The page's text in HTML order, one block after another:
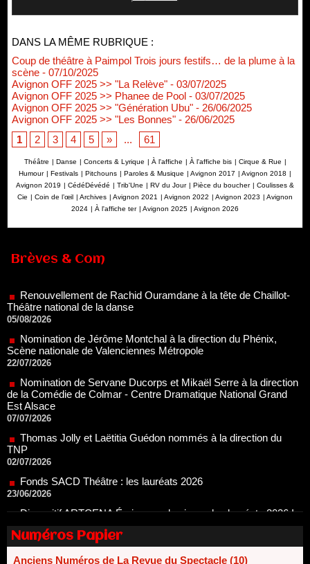
DANS LA MÊME RUBRIQUE :
Coup de théâtre à Paimpol Trois jours festifs… de la plume à la
scène - 07/10/2025
Avignon OFF 2025 >> "La Relève" - 03/07/2025
Avignon OFF 2025 >> Phanee de Pool - 03/07/2025
Avignon OFF 2025 >> "Génération Ubu" - 26/06/2025
Avignon OFF 2025 >> "Les Bonnes" - 26/06/2025
1
2 3 4 5 » ... 61
Théâtre | Danse | Concerts & Lyrique | À l'affiche | À l'affiche bis | Cirque & Rue |
Humour | Festivals | Pitchouns | Paroles & Musique | Avignon 2017 | Avignon 2018 |
Avignon 2019 | CédéDévédé | Trib'Une | RV du Jour | Pièce du boucher | Coulisses &
Cie | Coin de l’œil | Archives | Avignon 2021 | Avignon 2022 | Avignon 2023 | Avignon
2024 | À l'affiche ter | Avignon 2025 | Avignon 2026
Brèves & Com
Renouvellement de Rachid Ouramdane à la tête de Chaillot-
Théâtre national de la danse
Nomination de Jérôme Montchal à la direction du Phénix,
Scène nationale de Valenciennes Métropole
22/07/2026
Nomination de Servane Ducorps et Mikaël Serre à la direction
de la Comédie de Colmar - Centre Dramatique National Grand
Est Alsace
07/07/2026
Thomas Jolly et Laëtitia Guédon nommés à la direction du
TNP
02/07/2026
Fonds SACD Théâtre : les lauréats 2026
23/06/2026
20/06/2026
Le palmarès des prix SACD 2026
Les 10 lauréats du Fonds Grandes Formes Théâtre 2026
SACD
Numéros Papier
Anciens Numéros de La Revue du Spectacle (10)